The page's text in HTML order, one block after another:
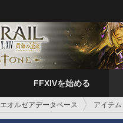
FFXIVを始める
エオルゼアデータベース アイテム